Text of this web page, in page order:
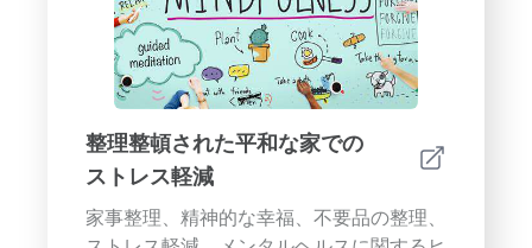
す。- 環境への貢献：野生動物の生息地を
支援し、降雨水の管理を助け、地域の生態
系を改善します。- デザインの多様性：さ
まざまなスタイルの中から選択して、あな
たの財産の建築デザインを補完してくださ
い。水の特徴の変革的な力を探求し、それ
らがどのようにあなたの屋外空間の美しさ
と機能を向上させるかを学びましょう。
整理整頓された平和な家での
ストレス軽減
家事整理、精神的な幸福、不要品の整理、